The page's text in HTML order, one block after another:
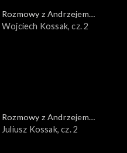
Rozmowy z Andrzejem
Doboszem
Wojciech Kossak, cz. 2
Rozmowy z Andrzejem
Doboszem
Juliusz Kossak, cz. 2